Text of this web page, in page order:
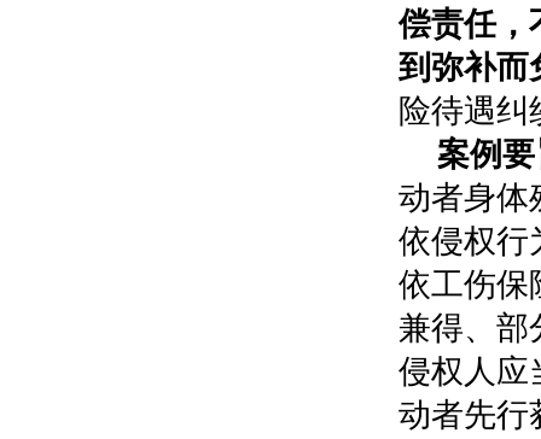
偿责任，
到弥补而
险待遇纠
案例
动者身体
依侵权行
依工伤保
兼得、部
侵权人应
动者先行